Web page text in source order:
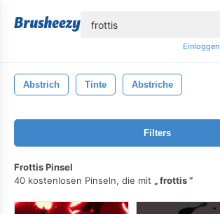
Einloggen
Abstrich Tinte Abstriche
Filters
Frottis Pinsel
40 kostenlosen Pinseln, die mit
frottis